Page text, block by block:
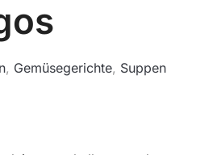
, Gemüsegerichte, Suppen